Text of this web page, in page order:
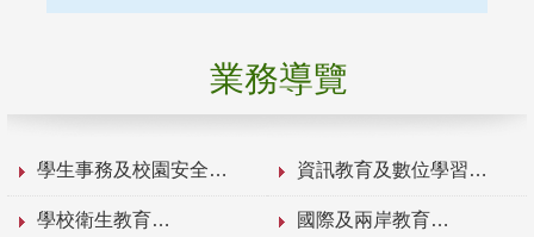
業務導覽
學生事務及校園安全 資訊教育及數位學習
學校衛生教育 國際及兩岸教育